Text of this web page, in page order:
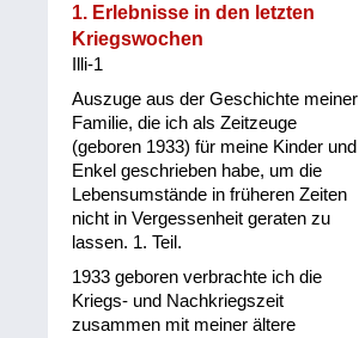
1. Erlebnisse in den letzten
Kriegswochen
Illi-1
Auszuge aus der Geschichte meiner
Familie, die ich als Zeitzeuge
(geboren 1933) für meine Kinder und
Enkel geschrieben habe, um die
Lebensumstände in früheren Zeiten
nicht in Vergessenheit geraten zu
lassen. 1. Teil.
1933 geboren verbrachte ich die
Kriegs- und Nachkriegszeit
zusammen mit meiner ältere